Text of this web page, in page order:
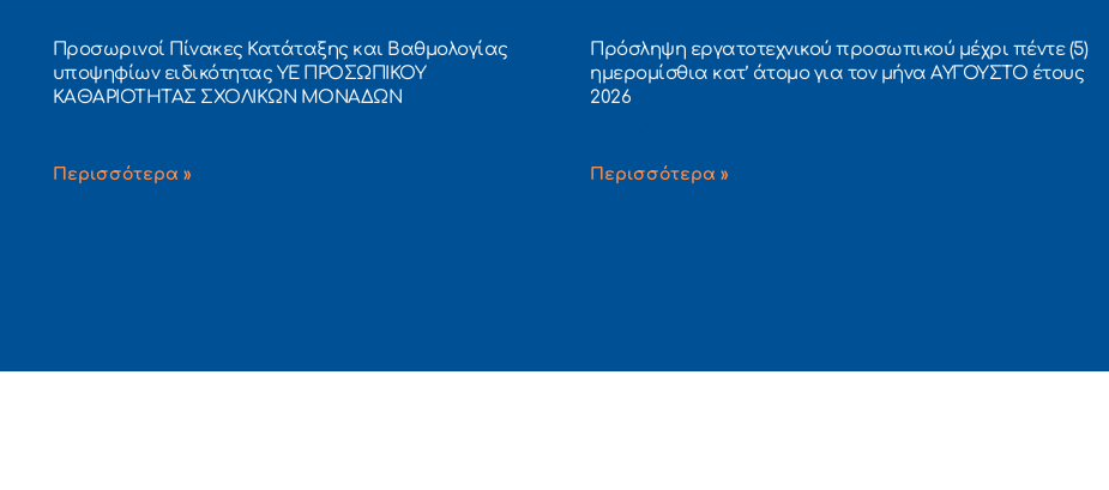
Προσωρινοί Πίνακες Κατάταξης και Βαθμολογίας
υποψηφίων ειδικότητας ΥΕ ΠΡΟΣΩΠΙΚΟΥ
ΚΑΘΑΡΙΟΤΗΤΑΣ ΣΧΟΛΙΚΩΝ ΜΟΝΑΔΩΝ
Περισσότερα »
Πρόσληψη εργατοτεχνικού προσωπικού μέχρι πέντε (5)
ημερομίσθια κατ’ άτομο για τον μήνα ΑΥΓΟΥΣΤΟ έτους
2026
Περισσότερα »